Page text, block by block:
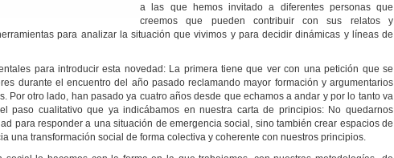
a las que hemos invitado a diferentes personas que
creemos que pueden contribuir con sus relatos y
para analizar la situación que vivimos y para decidir dinámicas y líneas de
para introducir esta novedad: La primera tiene que ver con una petición que se
durante el encuentro del año pasado reclamando mayor formación y argumentarios
Por otro lado, han pasado ya cuatro años desde que echamos a andar y por lo tanto va
paso cualitativo que ya indicábamos en nuestra carta de principios: No quedarnos
para responder a una situación de emergencia social, sino también crear espacios de
una transformación social de forma colectiva y coherente con nuestros principios.